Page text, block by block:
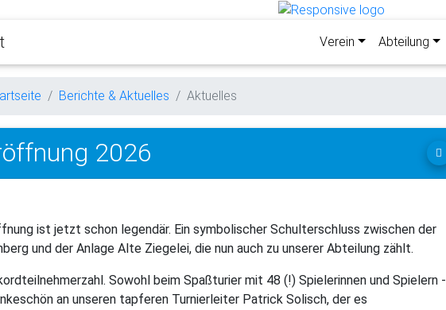
Verein Abteilung
Berichte & Aktuelles Aktuelles
2026
ist jetzt schon legendär. Ein symbolischer Schulterschluss zwischen der
und der Anlage Alte Ziegelei, die nun auch zu unserer Abteilung zählt.
Sowohl beim Spaßturier mit 48 (!) Spielerinnen und Spielern -
an unseren tapferen Turnierleiter Patrick Solisch, der es